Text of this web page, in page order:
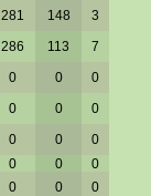
281 148 3
286 113 7
0 0 0
0 0 0
0 0 0
0 0 0
0 0 0